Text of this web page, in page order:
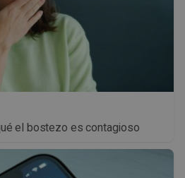
el bostezo es contagioso